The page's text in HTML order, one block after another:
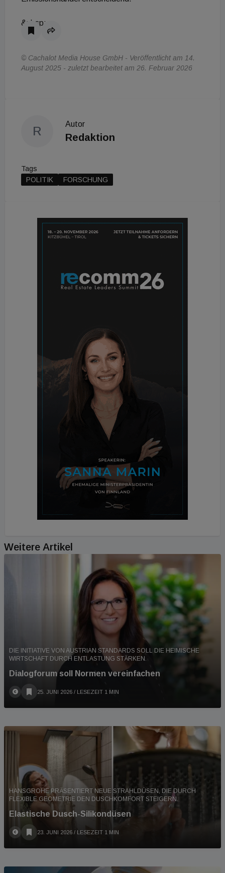
&nbsp;
© Cachalot Media House GmbH - Veröffentlicht am 14.
August 2025 - zuletzt bearbeitet am 26. Februar 2026
R
Autor
Redaktion
Tags
POLITIK
FORSCHUNG
Weitere Artikel
DIE INITIATIVE VON AUSTRIAN STANDARDS SOLL DIE HEIMISCHE
WIRTSCHAFT DURCH ENTLASTUNG STÄRKEN.
Dialogforum soll Normen vereinfachen
25. JUNI 2026 / LESEZEIT 1 MIN
HANSGROHE PRÄSENTIERT NEUE STRAHLDÜSEN, DIE DURCH
FLEXIBLE GEOMETRIE DEN DUSCHKOMFORT STEIGERN.
Elastische Dusch-Silikondüsen
23. JUNI 2026 / LESEZEIT 1 MIN